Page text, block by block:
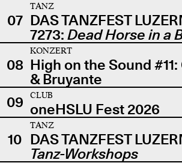
07
TANZ
DAS TANZFEST
7273: Dead Horse in a
08
KONZERT
High on the Sound
& Bruyante
09
CLUB
oneHSLU Fest 2026
10
TANZ
DAS TANZFEST
Tanz-Workshops